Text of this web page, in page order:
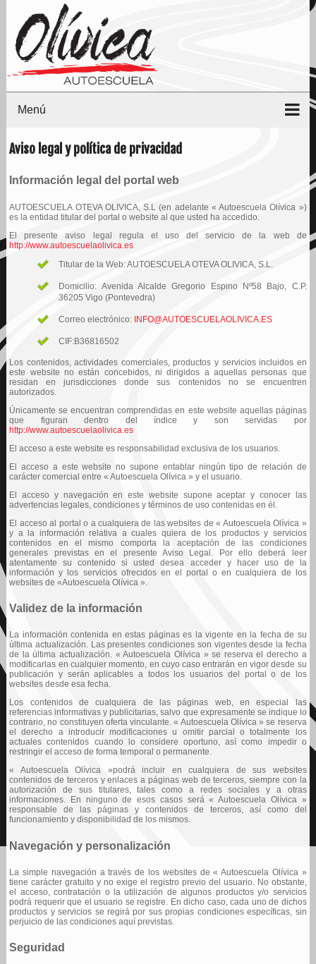
Menú
Replica Relojes
Aviso legal y política de privacidad
Información legal del portal web
AUTOESCUELA OTEVA OLIVICA, S.L (en adelante « Autoescuela Olívica »)
es la entidad titular del portal o website al que usted ha accedido.
El presente aviso legal regula el uso del servicio de la web de
http://www.autoescuelaolivica.es
Titular de la Web: AUTOESCUELA OTEVA OLIVICA, S.L.
Domicilio: Avenida Alcalde Gregorio Espino Nº58 Bajo, C.P.
36205 Vigo (Pontevedra)
Correo electrónico: INFO@AUTOESCUELAOLIVICA.ES
CIF:B36816502
Los contenidos, actividades comerciales, productos y servicios incluidos en
este website no están concebidos, ni dirigidos a aquellas personas que
residan en jurisdicciones donde sus contenidos no se encuentren
autorizados.
Únicamente se encuentran comprendidas en este website aquellas páginas
que figuran dentro del índice y son servidas por
http://www.autoescuelaolivica.es
El acceso a este website es responsabilidad exclusiva de los usuarios.
El acceso a este website no supone entablar ningún tipo de relación de
carácter comercial entre « Autoescuela Olívica » y el usuario.
El acceso y navegación en este website supone aceptar y conocer las
advertencias legales, condiciones y términos de uso contenidas en él.
El acceso al portal o a cualquiera de las websites de « Autoescuela Olívica »
y a la información relativa a cuales quiera de los productos y servicios
contenidos en el mismo comporta la aceptación de las condiciones
generales previstas en el presente Aviso Legal. Por ello deberá leer
atentamente su contenido si usted desea acceder y hacer uso de la
información y los servicios ofrecidos en el portal o en cualquiera de los
websites de «Autoescuela Olívica ».
Validez de la información
La información contenida en estas páginas es la vigente en la fecha de su
última actualización. Las presentes condiciones son vigentes desde la fecha
de la última actualización. « Autoescuela Olívica » se reserva el derecho a
modificarlas en cualquier momento, en cuyo caso entrarán en vigor desde su
publicación y serán aplicables a todos los usuarios del portal o de los
websites desde esa fecha.
Los contenidos de cualquiera de las páginas web, en especial las
referencias informativas y publicitarias, salvo que expresamente se indique lo
contrario, no constituyen oferta vinculante. « Autoescuela Olívica » se reserva
el derecho a introducir modificaciones u omitir parcial o totalmente los
actuales contenidos cuando lo considere oportuno, así como impedir o
restringir el acceso de forma temporal o permanente.
« Autoescuela Olívica »podrá incluir en cualquiera de sus websites
contenidos de terceros y enlaces a páginas web de terceros, siempre con la
autorización de sus titulares, tales como a redes sociales y a otras
informaciones. En ninguno de esos casos será « Autoescuela Olívica »
responsable de las páginas y contenidos de terceros, así como del
funcionamiento y disponibilidad de los mismos.
Navegación y personalización
La simple navegación a través de los websites de « Autoescuela Olívica »
tiene carácter gratuito y no exige el registro previo del usuario. No obstante,
el acceso, contratación o la utilización de algunos productos y/o servicios
podrá requerir que el usuario se registre. En dicho caso, cada uno de dichos
productos y servicios se regirá por sus propias condiciones específicas, sin
perjuicio de las condiciones aquí previstas.
Seguridad
Super Clone Watches